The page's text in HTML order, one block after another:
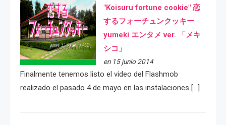
"Koisuru fortune cookie" 恋
するフォーチュンクッキー
yumeki エンタメ ver. 「メキ
シコ」
en 15 junio 2014
Finalmente tenemos listo el video del Flashmob
realizado el pasado 4 de mayo en las instalaciones […]